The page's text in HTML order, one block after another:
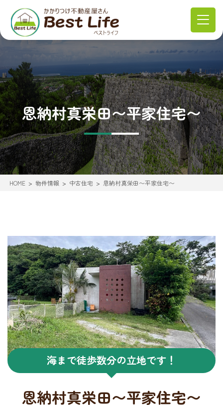
恩納村真栄田〜平家住宅〜
HOME 物件情報 中古住宅 恩納村真栄田〜平家住宅〜
海まで徒歩数分の立地です！
恩納村真栄田〜平家住宅〜